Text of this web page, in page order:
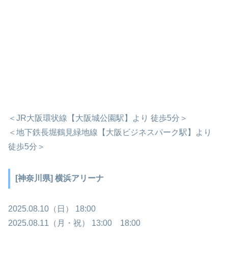
＜JR大阪環状線【大阪城公園駅】より 徒歩5分＞
＜地下鉄長堀鶴見緑地線【大阪ビジネスパーク駅】より
徒歩5分＞
[神奈川県] 横浜アリーナ
2025.08.10（日） 18:00
2025.08.11（月・祝） 13:00 18:00